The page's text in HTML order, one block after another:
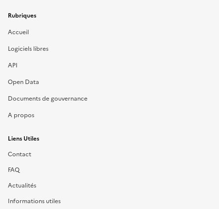
Rubriques
Accueil
Logiciels libres
API
Open Data
Documents de gouvernance
A propos
Liens Utiles
Contact
FAQ
Actualités
Informations utiles